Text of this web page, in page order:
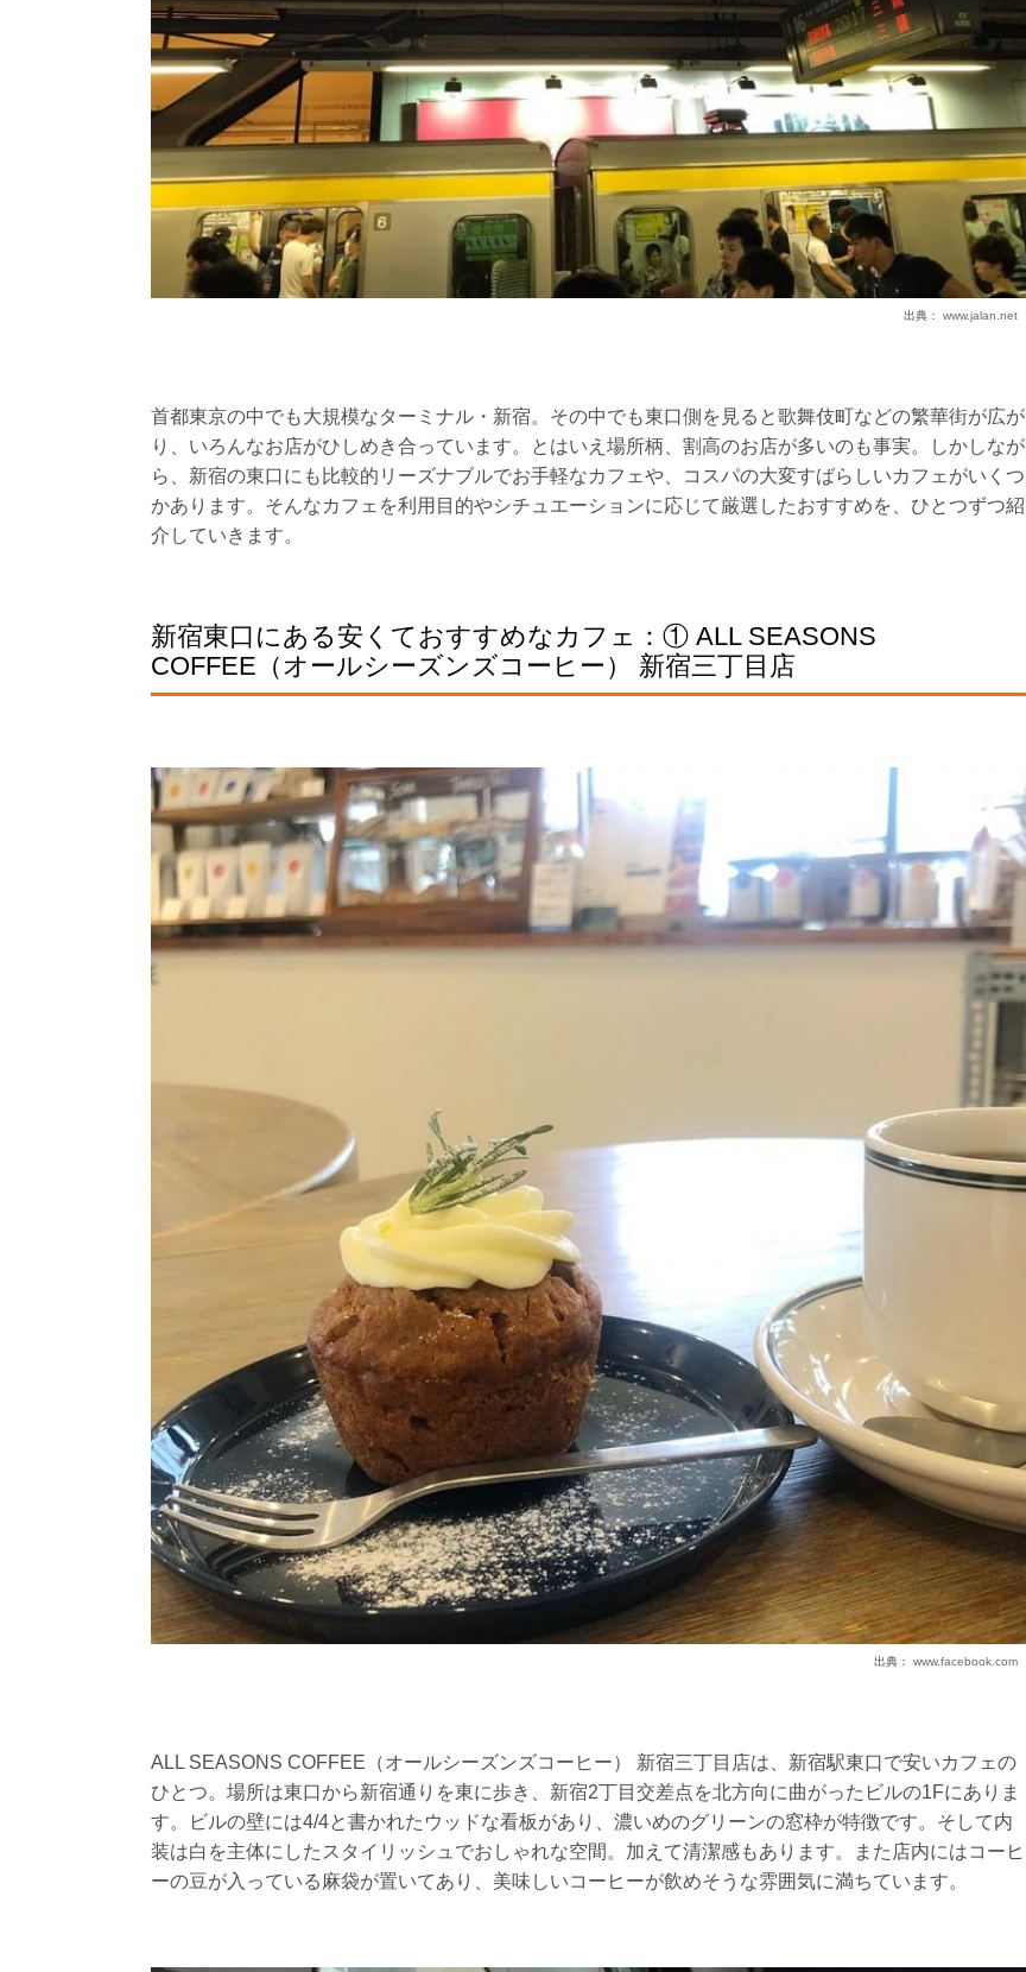
出典： www.jalan.net
首都東京の中でも大規模なターミナル・新宿。その中でも東口側を見ると歌舞伎町などの繁華街が広が
り、いろんなお店がひしめき合っています。とはいえ場所柄、割高のお店が多いのも事実。しかしなが
ら、新宿の東口にも比較的リーズナブルでお手軽なカフェや、コスパの大変すばらしいカフェがいくつ
かあります。そんなカフェを利用目的やシチュエーションに応じて厳選したおすすめを、ひとつずつ紹
介していきます。
新宿東口にある安くておすすめなカフェ：① ALL SEASONS
COFFEE（オールシーズンズコーヒー） 新宿三丁目店
出典： www.facebook.com
ALL SEASONS COFFEE（オールシーズンズコーヒー） 新宿三丁目店は、新宿駅東口で安いカフェの
ひとつ。場所は東口から新宿通りを東に歩き、新宿2丁目交差点を北方向に曲がったビルの1Fにありま
す。ビルの壁には4/4と書かれたウッドな看板があり、濃いめのグリーンの窓枠が特徴です。そして内
装は白を主体にしたスタイリッシュでおしゃれな空間。加えて清潔感もあります。また店内にはコーヒ
ーの豆が入っている麻袋が置いてあり、美味しいコーヒーが飲めそうな雰囲気に満ちています。